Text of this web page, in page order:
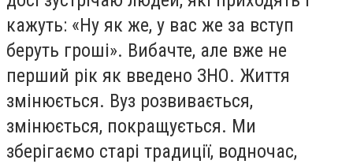
кажуть: «Ну як же, у вас же за вступ
беруть гроші». Вибачте, але вже не
перший рік як введено ЗНО. Життя
змінюється. Вуз розвивається,
змінюється, покращується. Ми
зберігаємо старі традиції, водночас,